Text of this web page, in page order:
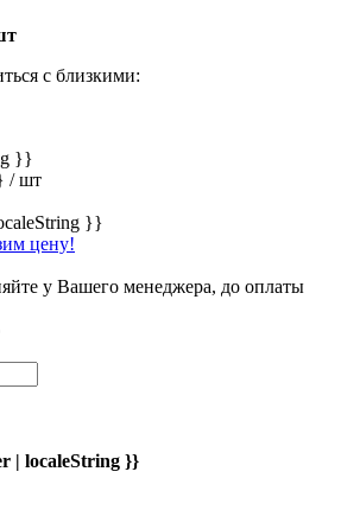
с близкими:
}}
/ шт
}}
цену!
у Вашего менеджера, до оплаты
| localeString }}